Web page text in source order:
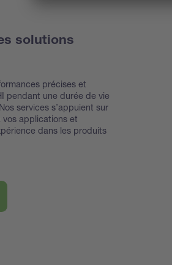
solutions
précises et
pendant une durée de vie
services s’appuient sur
vos applications et
dans les produits